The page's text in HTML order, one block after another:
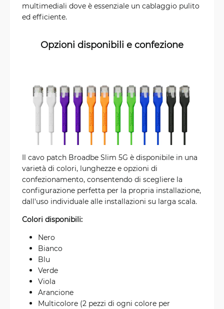
multimediali dove è essenziale un cablaggio pulito
ed efficiente.
Opzioni disponibili e confezione
Il cavo patch Broadbe Slim 5G è disponibile in una
varietà di colori, lunghezze e opzioni di
confezionamento, consentendo di scegliere la
configurazione perfetta per la propria installazione,
dall'uso individuale alle installazioni su larga scala.
Colori disponibili:
Nero
Bianco
Blu
Verde
Viola
Arancione
Multicolore (2 pezzi di ogni colore per